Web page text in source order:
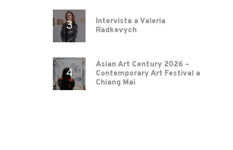
Intervista a Valeria
Radkevych
Asian Art Century 2026 –
Contemporary Art Festival a
Chiang Mai